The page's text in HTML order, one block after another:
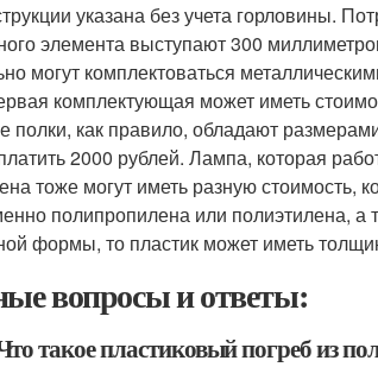
указана без учета горловины.
элемента выступают 300
могут комплектоваться
комплектующая может иметь
полки, как правило, обладают
2000 рублей. Лампа, которая
тоже могут иметь разную стоимость,
полипропилена или полиэтилена,
формы, то пластик может иметь
вопросы и ответы:
такое пластиковый погреб из